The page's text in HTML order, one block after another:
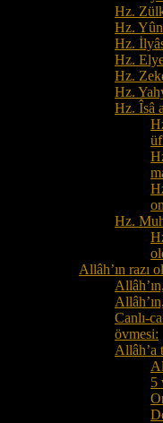
Hz.
Hz.
Hz.
Hz.
Hz.
Hz.
Hz. Îsâ
Hz.
Allâh’ın razı
Canlı-
övmesi:
Allâh’a
5